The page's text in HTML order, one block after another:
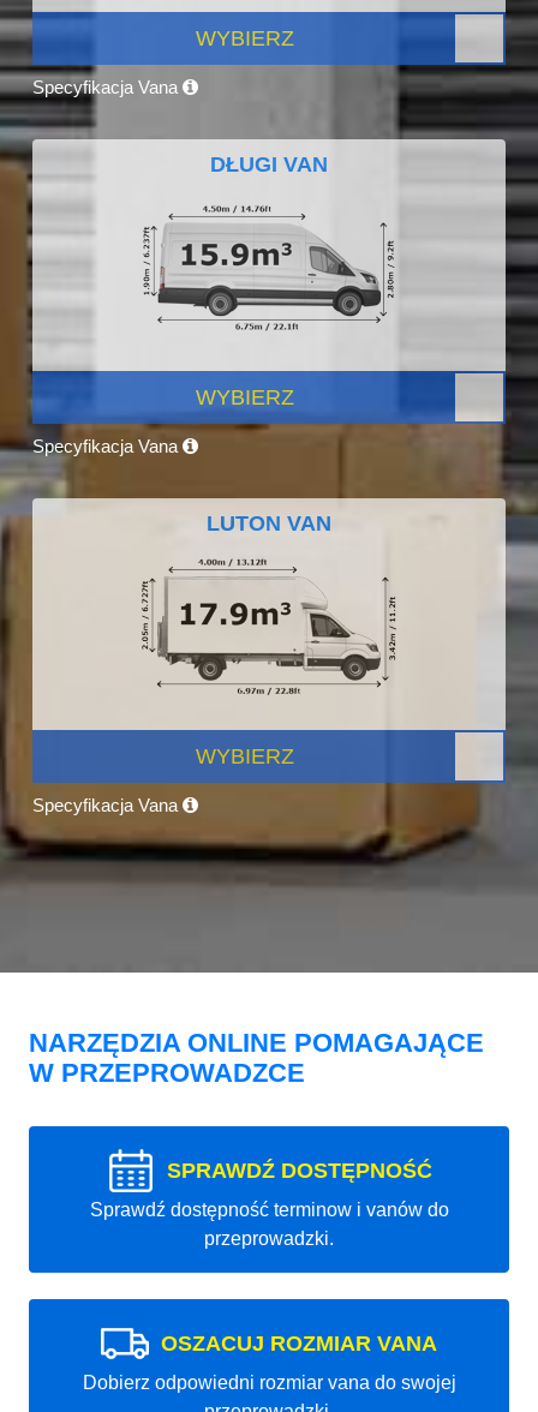
WYBIERZ
Specyfikacja Vana
DŁUGI VAN
WYBIERZ
Specyfikacja Vana
LUTON VAN
WYBIERZ
Specyfikacja Vana
NARZĘDZIA ONLINE POMAGAJĄCE
W PRZEPROWADZCE
SPRAWDŹ DOSTĘPNOŚĆ
Sprawdź dostępność terminow i vanów do
przeprowadzki.
OSZACUJ ROZMIAR VANA
Dobierz odpowiedni rozmiar vana do swojej